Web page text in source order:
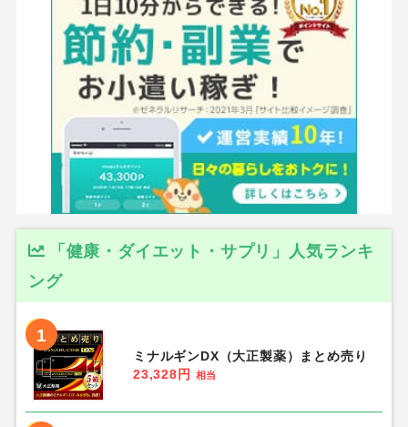
「健康・ダイエット・サプリ」人気ランキ
ング
1
ミナルギンDX（大正製薬）まとめ売り
23,328円
相当